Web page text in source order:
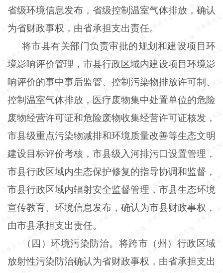
省级环境信息发布，省级控制温室气体排放，确认
为省财政事权，由省承担支出责任。
将市县有关部门负责审批的规划和建设项目环
境影响评价管理，市县行政区域内建设项目环境影
响评价的事中事后监管、控制污染物排放许可制、
控制温室气体排放，医疗废物集中处置单位的危险
废物经营许可证和危险废物收集经营许可证核发，
市县级重点污染物减排和环境质量改善等生态文明
建设目标评价考核，市县级入河排污口设置管理，
市县行政区域内生态保护修复的指导协调和监督，
市县行政区域内辐射安全监督管理，市县生态环境
宣传教育、环境信息发布，确认为市县财政事权，
由市县承担支出责任。
（四）环境污染防治。将跨市（州）行政区域
放射性污染防治确认为省财政事权，由省承担支出